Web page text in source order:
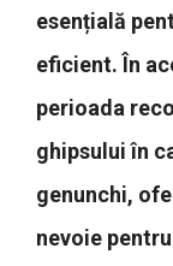
esențială
eficient. În
perioada
ghipsului în
genunchi,
nevoie